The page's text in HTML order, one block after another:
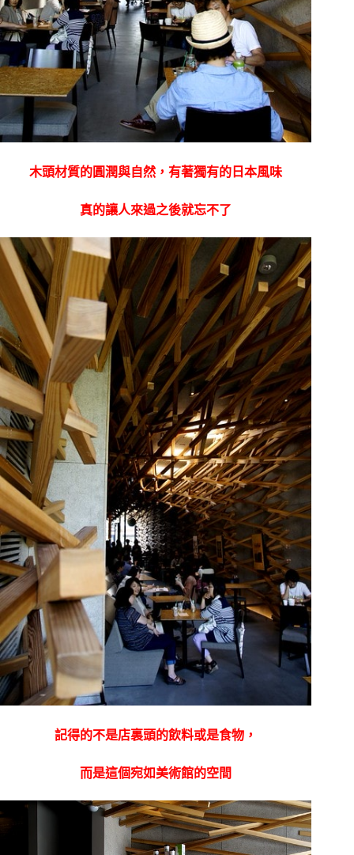
木頭材質的圓潤與自然，有著獨有的日本風味
真的讓人來過之後就忘不了
記得的不是店裏頭的飲料或是食物，
而是這個宛如美術館的空間